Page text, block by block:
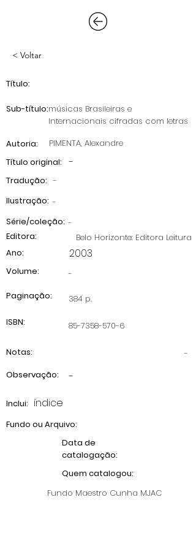
< Voltar
Título:
músicas Brasileiras e
Internacionais cifradas com letras
Sub-título:
Autoria:
PIMENTA, Alexandre
Título original:
-
Tradução: -
Ilustração: -
Série/coleção: -
Belo Horizonte: Editora Leitura
Editora:
2003
Ano:
Volume:
-
Paginação:
384 p.
ISBN:
85-7358-570-6
-
Notas:
Observação:
-
Inclui: índice
Fundo ou Arquivo:
Data de
catalogação:
Quem catalogou:
Fundo Maestro Cunha MJAC